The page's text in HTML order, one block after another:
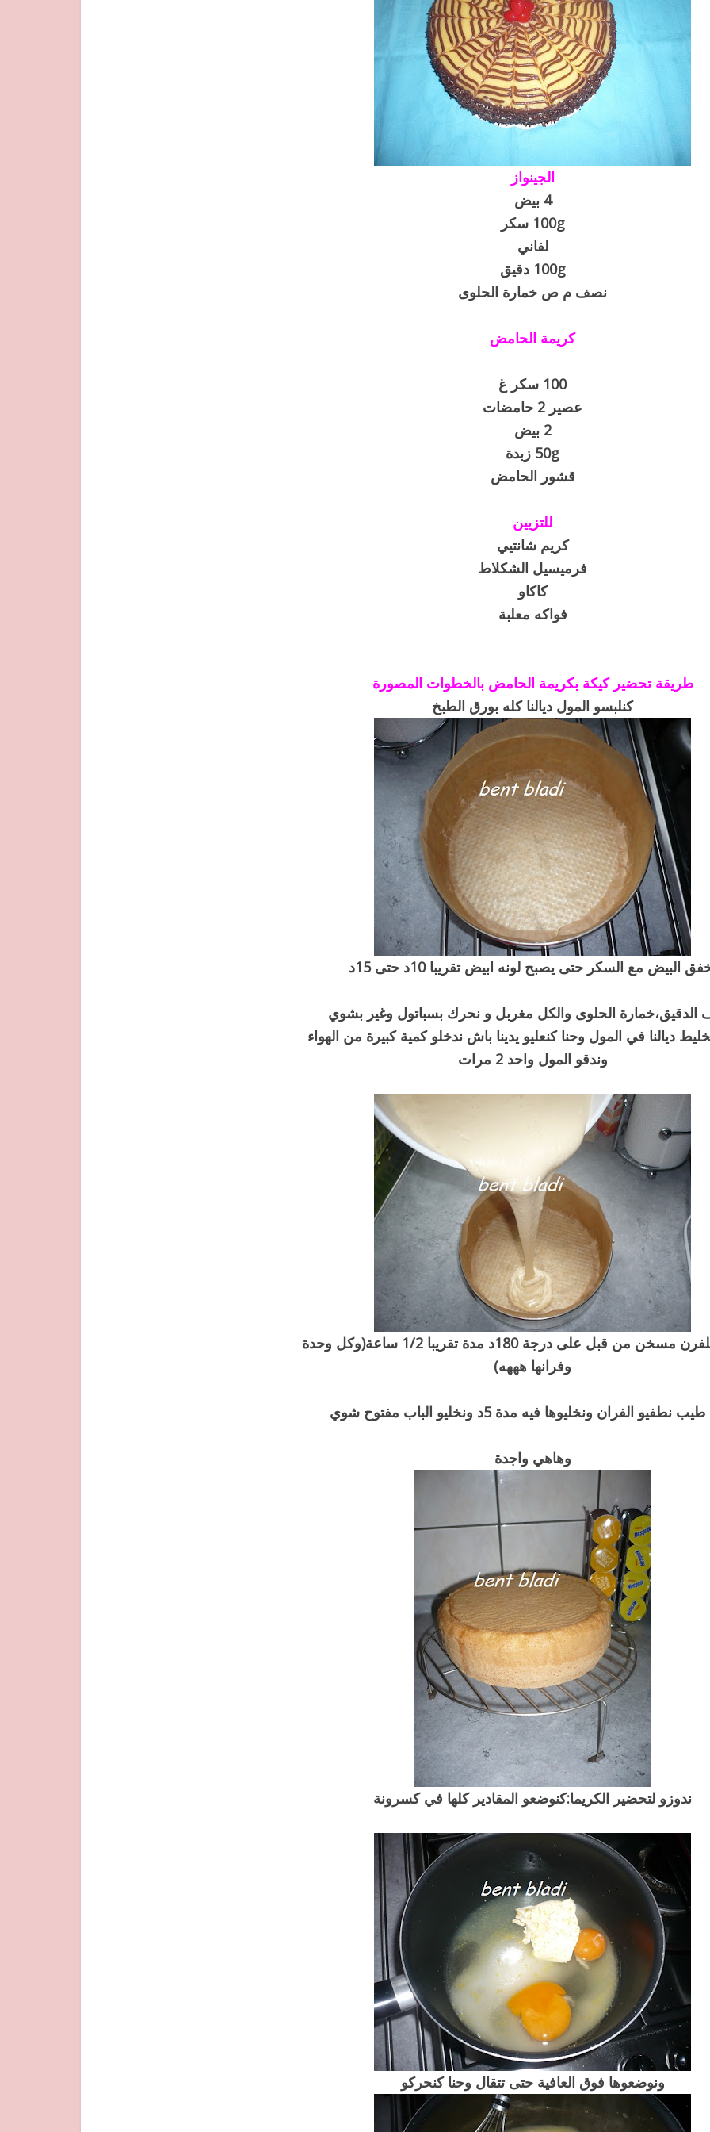
الجينواز
4 بيض
100g سكر
لفاني
100g دقيق
نصف م ص خمارة الحلوى
كريمة الحامض
100 سكر غ
عصير 2 حامضات
2 بيض
50g زبدة
قشور الحامض
للتزيين
كريم شانتيي
فرميسيل الشكلاط
كاكاو
فواكه معلبة
طريقة تحضير كيكة بكريمة الحامض بالخطوات المصورة
كنلبسو المول ديالنا كله بورق الطبخ
البيض مع السكر حتى يصبح لونه ابيض تقريبا 10د حتى 15د
الدقيق،خمارة الحلوى والكل مغربل و نحرك بسباتول وغير بشوي
ديالنا في المول وحنا كنعليو يدينا باش ندخلو كمية كبيرة من الهواء
وندقو المول واحد 2 مرات
وندخلوه للفرن مسخن من قبل على درجة 180د مدة تقريبا 1/2 ساعة(وكل وحدة
وفرانها هههه)
نطفيو الفران ونخليوها فيه مدة 5د ونخليو الباب مفتوح شوي
وهاهي واجدة
ندوزو لتحضير الكريما:كنوضعو المقادير كلها في كسرونة
ونوضعوها فوق العافية حتى تتقال وحنا كنحركو